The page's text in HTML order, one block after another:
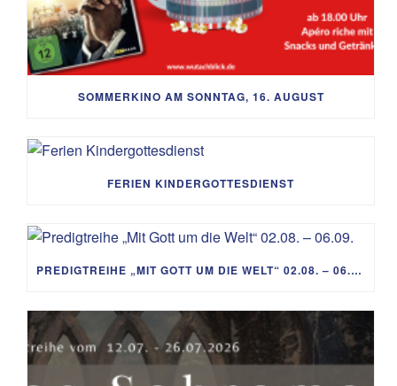
SOMMERKINO AM SONNTAG, 16. AUGUST
FERIEN KINDERGOTTESDIENST
PREDIGTREIHE „MIT GOTT UM DIE WELT“ 02.08. – 06.09.